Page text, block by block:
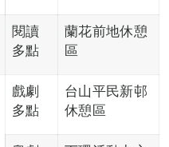
閱讀
多點
蘭花前地休憩
區
戲劇
多點
台山平民新邨
休憩區